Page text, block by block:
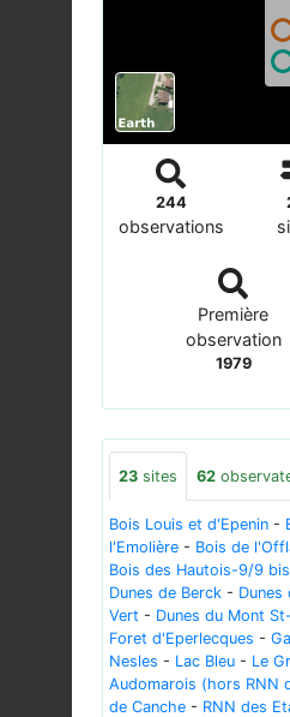
244
observations
Première
observation
1979
23 sites 62
Bois Louis et d'Epenin -
l'Emolière - Bois de
Bois des Hautois-9/9 bis
Dunes de Berck - Dunes
Vert - Dunes du Mont
Foret d'Eperlecques -
Nesles - Lac Bleu - Le
Audomarois (hors RNN
de Canche - RNN des